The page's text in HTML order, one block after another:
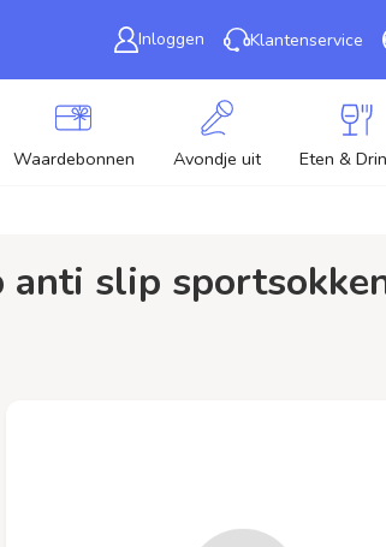
Inloggen Klantenservice
Waardebonnen Avondje uit Eten &